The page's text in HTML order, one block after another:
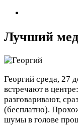
Лучший
Георгий среда, 27
встречают в
разговаривают,
(бесплатно).
шумы в голове